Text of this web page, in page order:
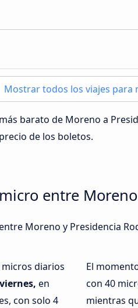
Mostrar todos los viajes para
barato de Moreno a
de los boletos.
entre
Moreno y Presidencia
diarios
viernes, en
con solo 4
El
con 40
mientras